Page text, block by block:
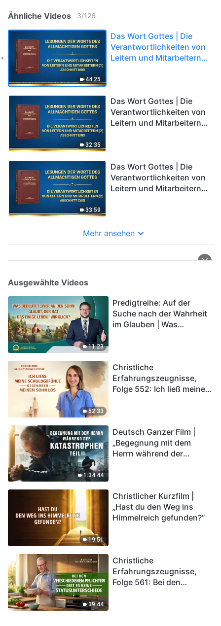
Ähnliche Videos 3/126
44:25
Das Wort Gottes | Die
Verantwortlichkeiten von
Leitern und Mitarbeitern
32:35
Das Wort Gottes | Die
Verantwortlichkeiten von
Leitern und Mitarbeitern
33:59
Das Wort Gottes | Die
Verantwortlichkeiten von
Leitern und Mitarbeitern
Mehr ansehen
Ausgewählte Videos
11:23
Predigtreihe: Auf der
Suche nach der Wahrheit
im Glauben | Was
52:33
Christliche
Erfahrungszeugnisse,
Folge 552: Ich ließ meine
1:34:44
Deutsch Ganzer Film |
„Begegnung mit dem
Herrn während der
in das Königreich Gottes
eintreten?
19:51
Christlicher Kurzfilm |
„Hast du den Weg ins
Himmelreich gefunden?“
39:44
Christliche
Erfahrungszeugnisse,
Folge 561: Bei den